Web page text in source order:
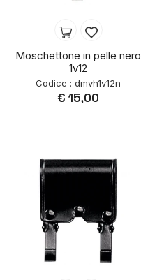
Moschettone in pelle nero
1v12
Codice : dmvh1v12n
€ 15,00